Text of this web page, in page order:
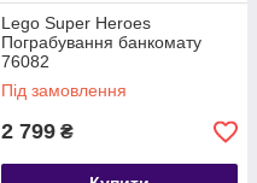
Lego Super Heroes
Пограбування банкомату
76082
Під замовлення
2 799 ₴